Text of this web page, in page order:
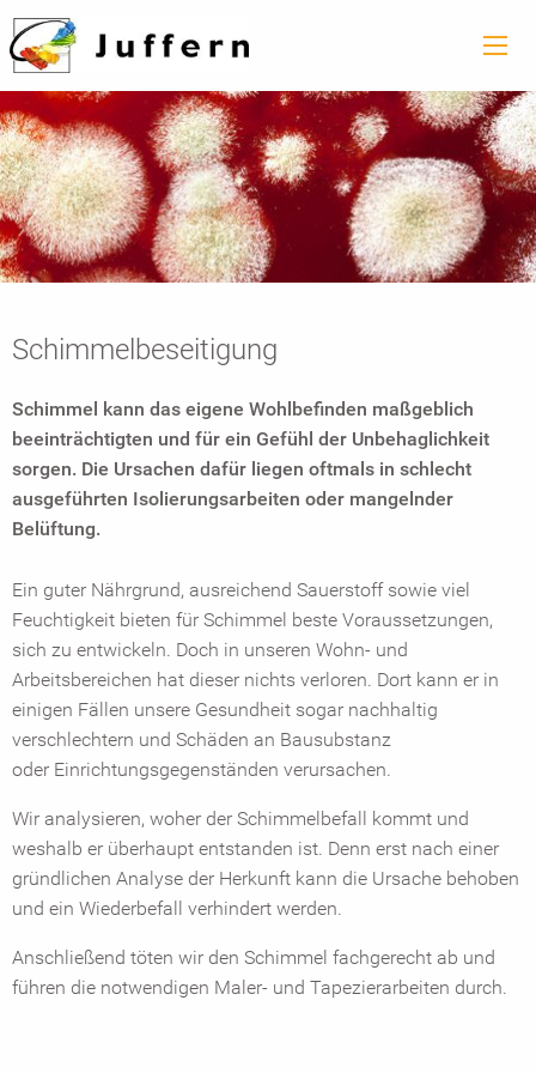
Schimmelbeseitigung
Schimmel kann das eigene Wohlbefinden maßgeblich
beeinträchtigten und für ein Gefühl der Unbehaglichkeit
sorgen. Die Ursachen dafür liegen oftmals in schlecht
ausgeführten Isolierungsarbeiten oder mangelnder
Belüftung.
Ein guter Nährgrund, ausreichend Sauerstoff sowie viel
Feuchtigkeit bieten für Schimmel beste Voraussetzungen,
sich zu entwickeln. Doch in unseren Wohn- und
Arbeitsbereichen hat dieser nichts verloren. Dort kann er in
einigen Fällen unsere Gesundheit sogar nachhaltig
verschlechtern und Schäden an Bausubstanz
oder Einrichtungsgegenständen verursachen.
Wir analysieren, woher der Schimmelbefall kommt und
weshalb er überhaupt entstanden ist. Denn erst nach einer
gründlichen Analyse der Herkunft kann die Ursache behoben
und ein Wiederbefall verhindert werden.
Anschließend töten wir den Schimmel fachgerecht ab und
führen die notwendigen Maler- und Tapezierarbeiten durch.